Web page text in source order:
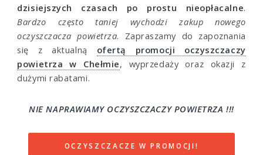
dzisiejszych czasach po prostu nieopłacalne.
Bardzo często taniej wychodzi zakup nowego
oczyszczacza powietrza. Zapraszamy do zapoznania
się z aktualną ofertą promocji oczyszczaczy
powietrza w Chełmie, wyprzedaży oraz okazji z
dużymi rabatami.
NIE NAPRAWIAMY OCZYSZCZACZY POWIETRZA !!!
OCZYSZCZACZE W PROMOCJI!